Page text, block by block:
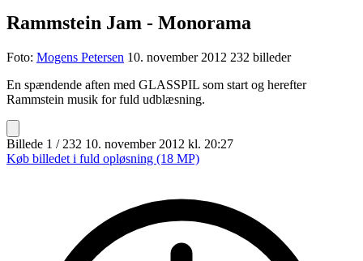
Rammstein Jam - Monorama
Foto: Mogens Petersen 10. november 2012 232 billeder
En spændende aften med GLASSPIL som start og herefter
Rammstein musik for fuld udblæsning.
Billede 1 / 232 10. november 2012 kl. 20:27
Køb billedet i fuld opløsning (18 MP)